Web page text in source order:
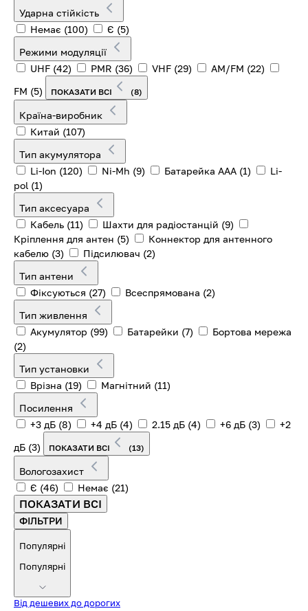
Ударна стійкість
Немає (100) Є (5)
Режими модуляції
UHF (42) PMR (36) VHF (29) AM/FM (22)
FM (5) ПОКАЗАТИ ВСІ (8)
Країна-виробник
Китай (107)
Тип акумулятора
Li-Ion (120) Ni-Mh (9) Батарейка ААА (1)
Li-
pol (1)
Тип аксесуара
Кабель (11) Шахти для радіостанцій (9)
Кріплення для антен (5)
Коннектор для антенного
кабелю (3) Підсилювач (2)
Тип антени
Фіксуються (27) Всеспрямована (2)
Тип живлення
Акумулятор (99) Батарейки (7)
Бортова мережа
(2)
Тип установки
Врізна (19) Магнітний (11)
Посилення
+3 дБ (8) +4 дБ (4) 2.15 дБ (4) +6 дБ (3)
+2
дБ (3) ПОКАЗАТИ ВСІ (13)
Вологозахист
Є (46) Немає (21)
ПОКАЗАТИ ВСІ
ФІЛЬТРИ
Популярні
Популярні
Від дешевих до дорогих